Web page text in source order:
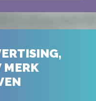
MERK